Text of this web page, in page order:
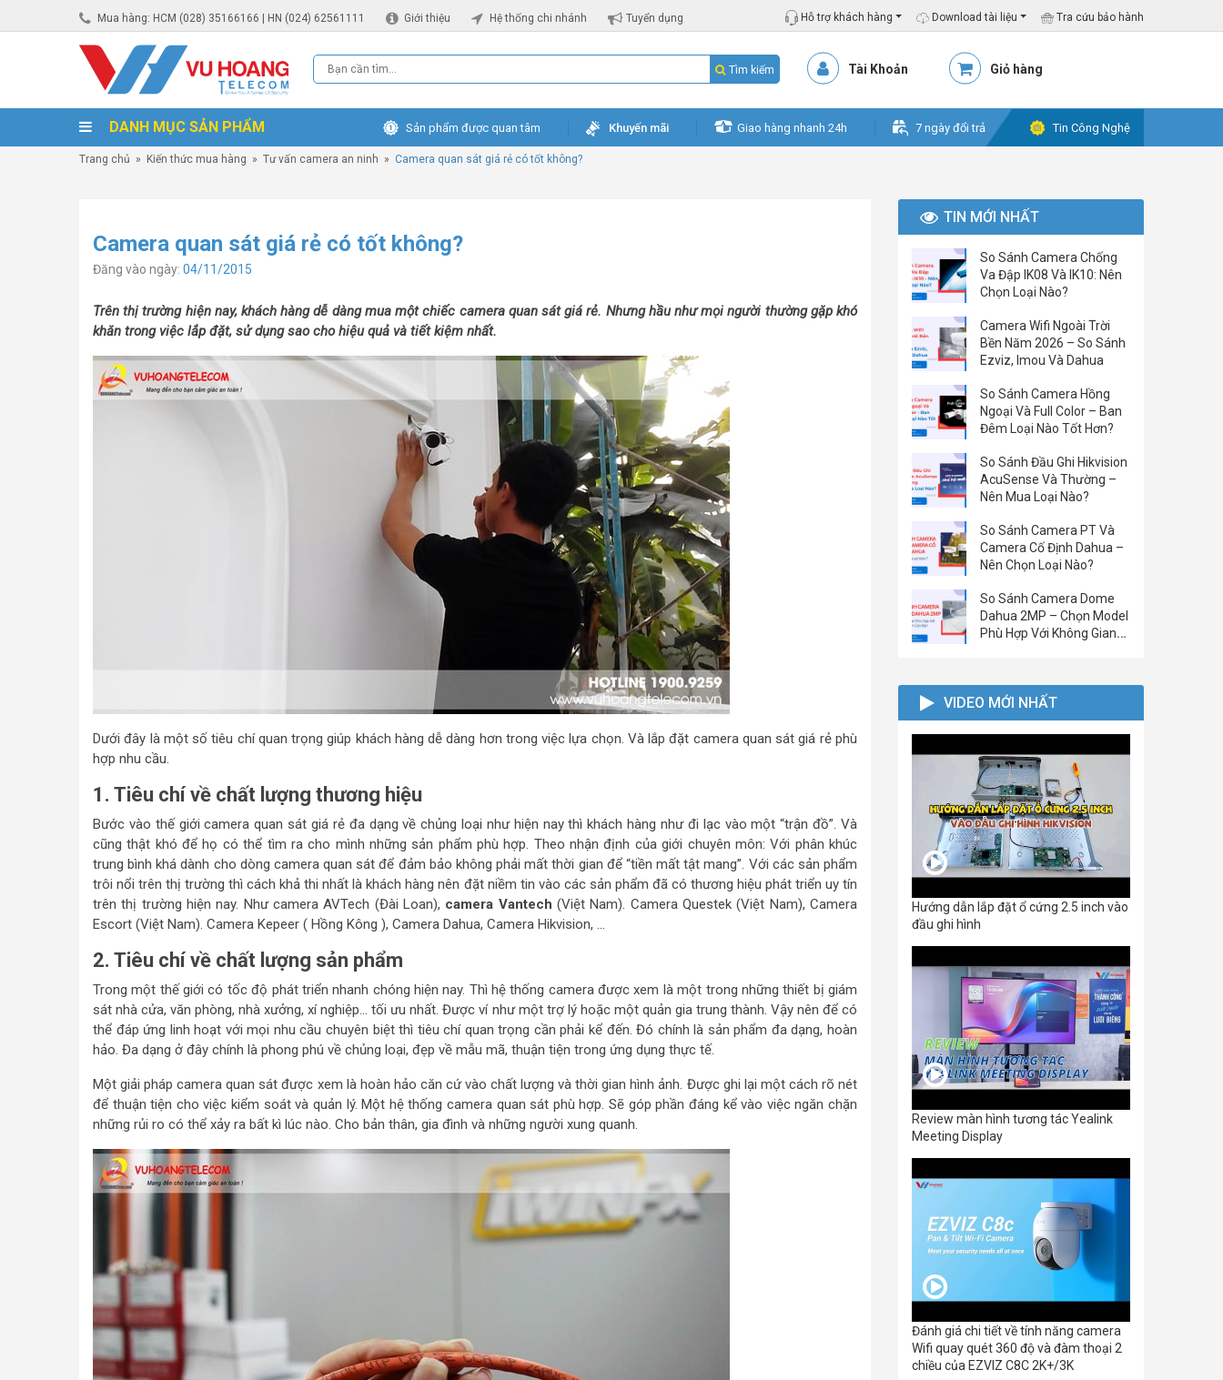
Mua hàng: HCM (028) 35166166 | HN (024) 62561111 Giới thiệu Hệ thống chi nhánh Tuyển dụng Hỗ trợ khách hàng Download tài liệu Tra cứu bảo hành
Tìm kiếm Tài Khoản Giỏ hàng
DANH MỤC SẢN PHẨM Sản phẩm được quan tâm Khuyến mãi Giao hàng nhanh 24h 7 ngày đổi trả Tin Công Nghệ
Trang chủ » Kiến thức mua hàng » Tư vấn camera an ninh » Camera quan sát giá rẻ có tốt không?
Camera quan sát giá rẻ có tốt không?
Đăng vào ngày: 04/11/2015
Trên thị trường hiện nay, khách hàng dễ dàng mua một chiếc camera quan sát giá rẻ. Nhưng hầu như mọi người thường gặp khó
khăn trong việc lắp đặt, sử dụng sao cho hiệu quả và tiết kiệm nhất.
Dưới đây là một số tiêu chí quan trọng giúp khách hàng dễ dàng hơn trong việc lựa chọn. Và lắp đặt camera quan sát giá rẻ phù
hợp nhu cầu.
1. Tiêu chí về chất lượng thương hiệu
Bước vào thế giới camera quan sát giá rẻ đa dạng về chủng loại như hiện nay thì khách hàng như đi lạc vào một “trận đồ”. Và
cũng thật khó để họ có thể tìm ra cho mình những sản phẩm phù hợp. Theo nhận định của giới chuyên môn: Với phân khúc
trung bình khá dành cho dòng camera quan sát để đảm bảo không phải mất thời gian để “tiền mất tật mang”. Với các sản phẩm
trôi nổi trên thị trường thì cách khả thi nhất là khách hàng nên đặt niềm tin vào các sản phẩm đã có thương hiệu phát triển uy tín
trên thị trường hiện nay. Như camera AVTech (Đài Loan), camera Vantech(Việt Nam). Camera Questek (Việt Nam), Camera
Escort (Việt Nam). Camera Kepeer ( Hồng Kông ), Camera Dahua, Camera Hikvision, …
2. Tiêu chí về chất lượng sản phẩm
Trong một thế giới có tốc độ phát triển nhanh chóng hiện nay. Thì hệ thống camera được xem là một trong những thiết bị giám
sát nhà cửa, văn phòng, nhà xưởng, xí nghiệp… tối ưu nhất. Được ví như một trợ lý hoặc một quản gia trung thành. Vậy nên để có
thể đáp ứng linh hoạt với mọi nhu cầu chuyên biệt thì tiêu chí quan trọng cần phải kể đến. Đó chính là sản phẩm đa dạng, hoàn
hảo. Đa dạng ở đây chính là phong phú về chủng loại, đẹp về mẫu mã, thuận tiện trong ứng dụng thực tế.
Một giải pháp camera quan sát được xem là hoàn hảo căn cứ vào chất lượng và thời gian hình ảnh. Được ghi lại một cách rõ nét
để thuận tiện cho việc kiểm soát và quản lý. Một hệ thống camera quan sát phù hợp. Sẽ góp phần đáng kể vào việc ngăn chặn
những rủi ro có thể xảy ra bất kì lúc nào. Cho bản thân, gia đình và những người xung quanh.
TIN MỚI NHẤT
So Sánh Camera Chống
Va Đập IK08 Và IK10: Nên
Chọn Loại Nào?
Camera Wifi Ngoài Trời
Bền Năm 2026 – So Sánh
Ezviz, Imou Và Dahua
So Sánh Camera Hồng
Ngoại Và Full Color – Ban
Đêm Loại Nào Tốt Hơn?
So Sánh Đầu Ghi Hikvision
AcuSense Và Thường –
Nên Mua Loại Nào?
So Sánh Camera PT Và
Camera Cố Định Dahua –
Nên Chọn Loại Nào?
So Sánh Camera Dome
Dahua 2MP – Chọn Model
Phù Hợp Với Không Gian
VIDEO MỚI NHẤT
Hướng dẫn lắp đặt ổ cứng 2.5 inch vào
đầu ghi hình
Review màn hình tương tác Yealink
Meeting Display
Đánh giá chi tiết về tính năng camera
Wifi quay quét 360 độ và đàm thoại 2
chiều của EZVIZ C8C 2K+/3K